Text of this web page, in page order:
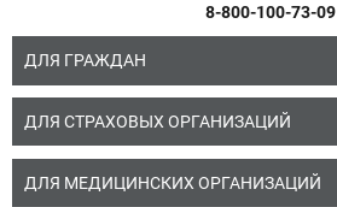
8-800-100-73-09
ДЛЯ ГРАЖДАН
ДЛЯ СТРАХОВЫХ ОРГАНИЗАЦИЙ
ДЛЯ МЕДИЦИНСКИХ ОРГАНИЗАЦИЙ